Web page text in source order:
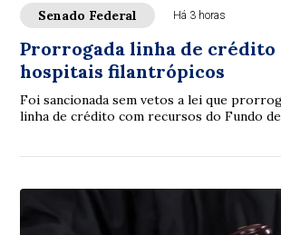
Senado Federal Há 3 horas
Prorrogada linha de crédito
hospitais filantrópicos
Foi sancionada sem vetos a lei que
linha de crédito com recursos do Fundo